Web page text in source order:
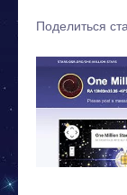
Поделиться